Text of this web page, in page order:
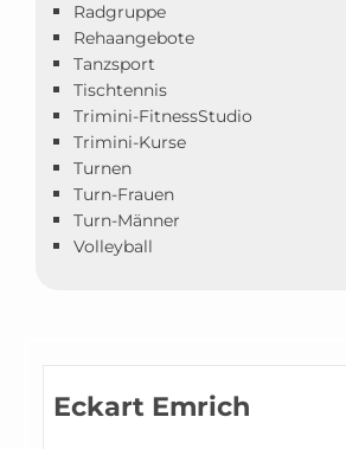
Radgruppe
Rehaangebote
Tanzsport
Tischtennis
Trimini-FitnessStudio
Trimini-Kurse
Turnen
Turn-Frauen
Turn-Männer
Volleyball
Eckart Emrich